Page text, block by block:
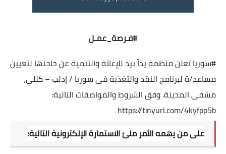
#فـرصة_عمـل
#سورياتعلن منظمة يداً بيد للإغاثة والتنمية عن حاجتها لتعيين
مساعد/ة لبرنامج النقد والتغذية في سوريا / إدلب – كللي،
مشفى المدينة. وفق الشروط والمواصفات التالية:
https://tinyurl.com/4kyfpp5b
على من يهمه الأمر ملئ الاستمارة الإلكترونية التالية: